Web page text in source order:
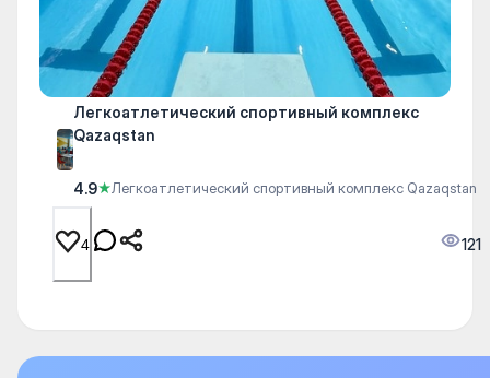
Легкоатлетический спортивный комплекс
Qazaqstan
4.9★Легкоатлетический спортивный комплекс Qazaqstan
4 121